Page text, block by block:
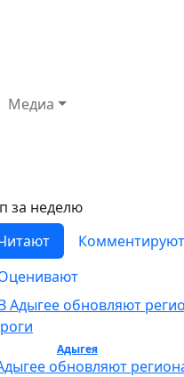
Медиа
за неделю
Комментируют
Адыгея/ Общество
обновляют